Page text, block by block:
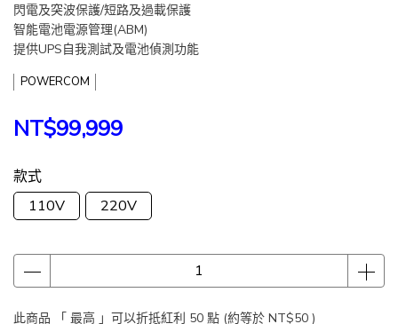
閃電及突波保護/短路及過載保護
智能電池電源管理(ABM)
提供UPS自我測試及電池偵測功能
POWERCOM
NT$99,999
款式
110V
220V
此商品 「 最高 」可以折抵紅利 50 點 (約等於 NT$50 )